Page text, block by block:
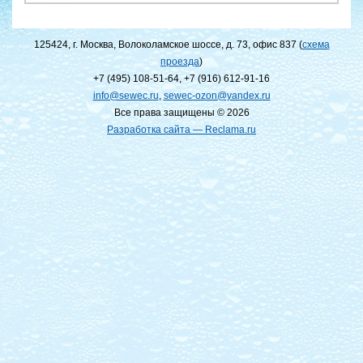
125424, г. Москва, Волоколамское шоссе, д. 73, офис 837 (схема
проезда)
+7 (495) 108-51-64,+7 (916) 612-91-16
info@sewec.ru, sewec-ozon@yandex.ru
Все права защищены © 2026
Разработка сайта — Reclama.ru